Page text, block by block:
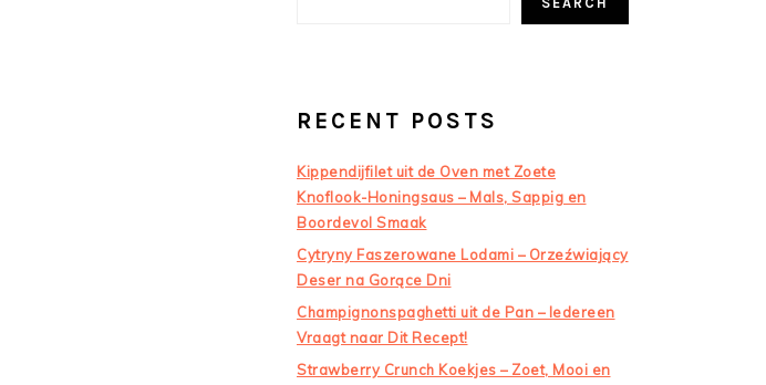
RECENT POSTS
Kippendijfilet uit de Oven met Zoete
Knoflook-Honingsaus – Mals, Sappig en
Boordevol Smaak
Cytryny Faszerowane Lodami – Orzeźwiający
Deser na Gorące Dni
Champignonspaghetti uit de Pan – Iedereen
Vraagt naar Dit Recept!
Strawberry Crunch Koekjes – Zoet, Mooi en